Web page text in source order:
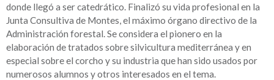
donde llegó a ser catedrático. Finalizó su vida profesional en la
Junta Consultiva de Montes, el máximo órgano directivo de la
Administración forestal. Se considera el pionero en la
elaboración de tratados sobre silvicultura mediterránea y en
especial sobre el corcho y su industria que han sido usados por
numerosos alumnos y otros interesados en el tema.